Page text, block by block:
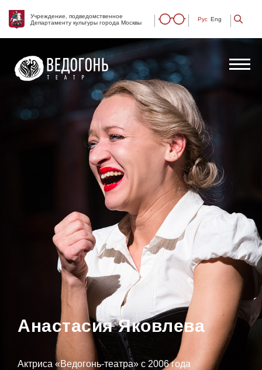
Учреждение, подведомственное
Департаменту культуры города Москвы
Рус Eng
Анастасия Яковлева
Актриса «Ведогонь-театра» с 2006 года